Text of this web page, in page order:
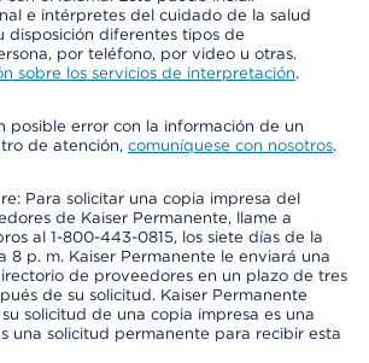
e intérpretes del cuidado de la salud
disposición diferentes tipos de
por teléfono, por video u otras.
sobre los servicios de interpretación.
posible error con la información de un
de atención, comuníquese con nosotros.
Para solicitar una copia impresa del
de Kaiser Permanente, llame a
al 1-800-443-0815, los siete días de la
8 p. m. Kaiser Permanente le enviará una
de proveedores en un plazo de tres
de su solicitud. Kaiser Permanente
solicitud de una copia impresa es una
una solicitud permanente para recibir esta